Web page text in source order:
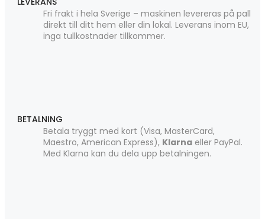
Fri frakt i hela Sverige – maskinen levereras på pall
direkt till ditt hem eller din lokal. Leverans inom EU,
inga tullkostnader tillkommer.
BETALNING
Betala tryggt med kort (Visa, MasterCard,
Maestro, American Express), Klarna eller PayPal.
Med Klarna kan du dela upp betalningen.